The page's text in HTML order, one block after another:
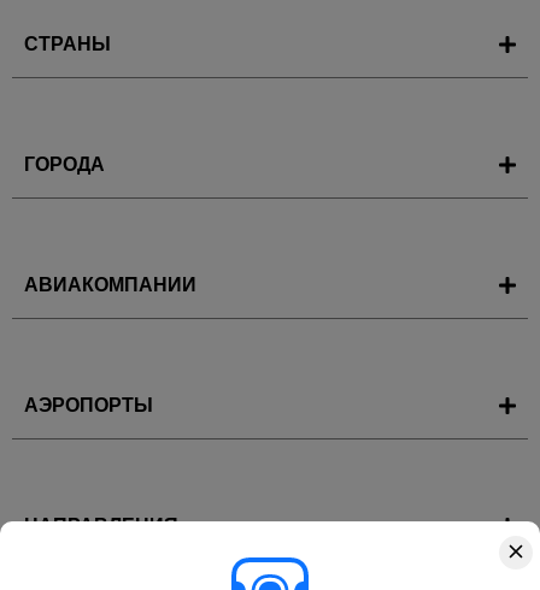
СТРАНЫ
ГОРОДА
АВИАКОМПАНИИ
АЭРОПОРТЫ
НАПРАВЛЕНИЯ